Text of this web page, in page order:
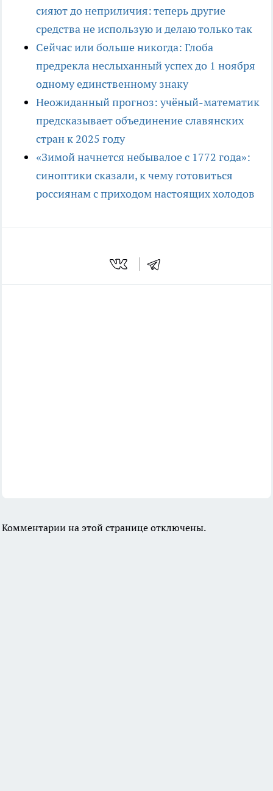
сияют до неприличия: теперь другие
средства не использую и делаю только так
Сейчас или больше никогда: Глоба
предрекла неслыханный успех до 1 ноября
одному единственному знаку
Неожиданный прогноз: учёный-математик
предсказывает объединение славянских
стран к 2025 году
«Зимой начнется небывалое с 1772 года»:
синоптики сказали, к чему готовиться
россиянам с приходом настоящих холодов
Комментарии на этой странице отключены.